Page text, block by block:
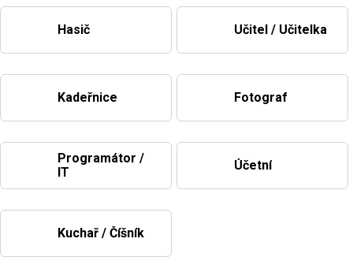
Láska
Povolání,
zájmy a
Hasič Učitel / Učitelka
Kadeřnice Fotograf
Programátor /
IT
Účetní
Kuchař / Číšník